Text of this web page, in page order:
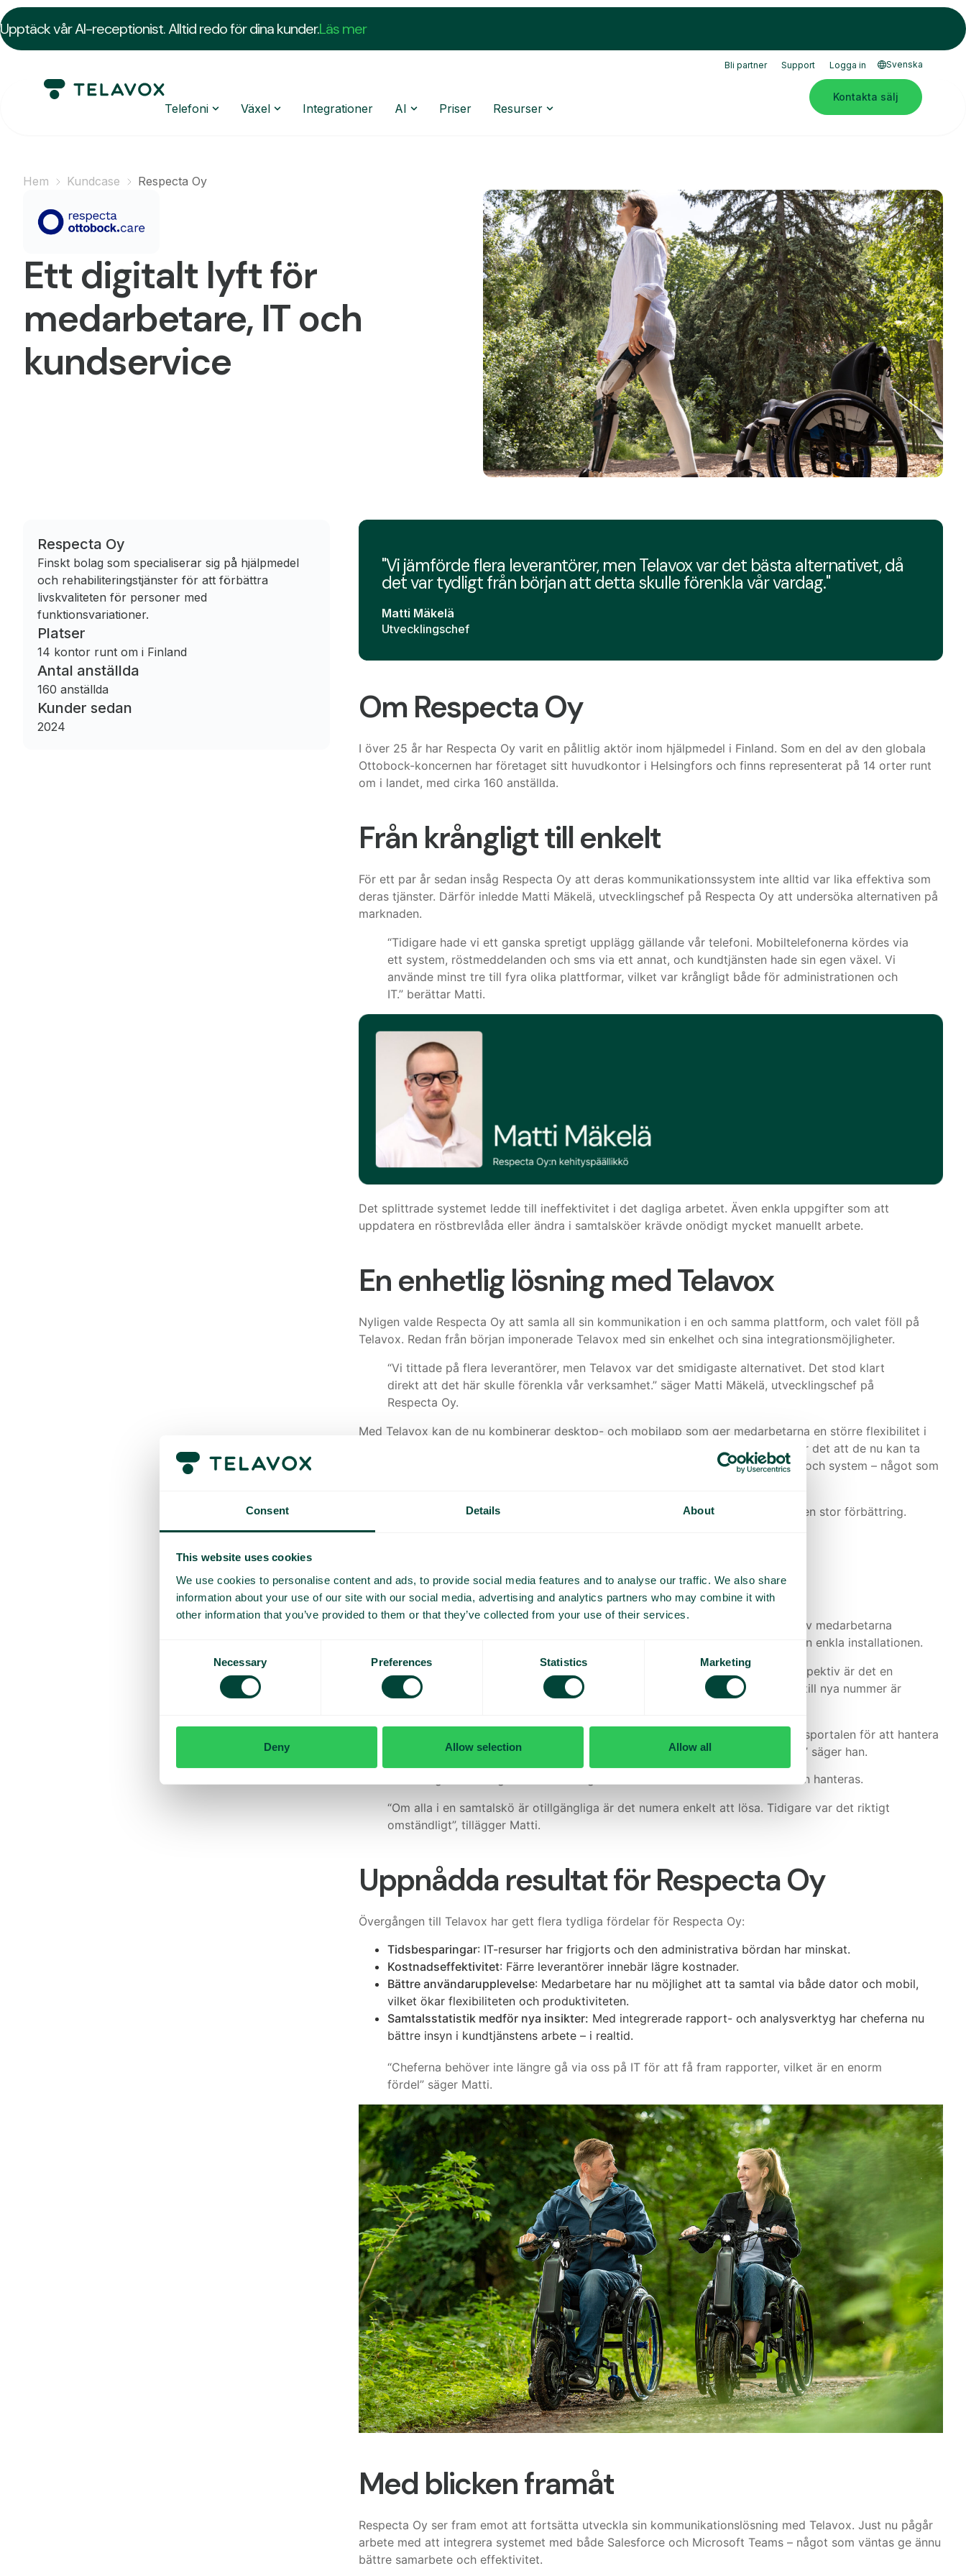
Consent Details About
This website uses cookies
We use cookies to personalise content and ads, to provide social media features and to analyse our traffic. We also share
information about your use of our site with our social media, advertising and analytics partners who may combine it with
other information that you’ve provided to them or that they’ve collected from your use of their services.
Necessary Preferences Statistics Marketing
Deny Allow selection Allow all
Upptäck vår AI-receptionist. Alltid redo för dina kunder.Läs mer
Bli partner Support Logga in Svenska
Telefoni Växel Integrationer AI Priser Resurser
Kontakta sälj
Hem Kundcase Respecta Oy
Ett digitalt lyft för
medarbetare, IT och
kundservice
Respecta Oy
Finskt bolag som specialiserar sig på hjälpmedel
och rehabiliteringstjänster för att förbättra
livskvaliteten för personer med
funktionsvariationer.
Platser
14 kontor runt om i Finland
Antal anställda
160 anställda
Kunder sedan
2024
"Vi jämförde flera leverantörer, men Telavox var det bästa alternativet, då
det var tydligt från början att detta skulle förenkla vår vardag."
Matti Mäkelä
Utvecklingschef
Om Respecta Oy
I över 25 år har Respecta Oy varit en pålitlig aktör inom hjälpmedel i Finland. Som en del av den globala
Ottobock-koncernen har företaget sitt huvudkontor i Helsingfors och finns representerat på 14 orter runt
om i landet, med cirka 160 anställda.
Från krångligt till enkelt
För ett par år sedan insåg Respecta Oy att deras kommunikationssystem inte alltid var lika effektiva som
deras tjänster. Därför inledde Matti Mäkelä, utvecklingschef på Respecta Oy att undersöka alternativen på
marknaden.
“Tidigare hade vi ett ganska spretigt upplägg gällande vår telefoni. Mobiltelefonerna kördes via
ett system, röstmeddelanden och sms via ett annat, och kundtjänsten hade sin egen växel. Vi
använde minst tre till fyra olika plattformar, vilket var krångligt både för administrationen och
IT.” berättar Matti.
Det splittrade systemet ledde till ineffektivitet i det dagliga arbetet. Även enkla uppgifter som att
uppdatera en röstbrevlåda eller ändra i samtalsköer krävde onödigt mycket manuellt arbete.
En enhetlig lösning med Telavox
Nyligen valde Respecta Oy att samla all sin kommunikation i en och samma plattform, och valet föll på
Telavox. Redan från början imponerade Telavox med sin enkelhet och sina integrationsmöjligheter.
“Vi tittade på flera leverantörer, men Telavox var det smidigaste alternativet. Det stod klart
direkt att det här skulle förenkla vår verksamhet.” säger Matti Mäkelä, utvecklingschef på
Respecta Oy.
Med Telavox kan de nu kombinerar desktop- och mobilapp som ger medarbetarna en större flexibilitet i
hur de väljer att hantera sina samtal. För personal med nära kundrelationer innebar det att de nu kan ta
samtal direkt via datorn samtidigt som de har tillgång till relevant dokumentation och system – något som
“Våra medarbetare kan nu växla fritt mellan dator och mobil, vilket har varit en stor förbättring.
Smidig övergång och snabb effekt
Införandet av Telavox lösning gick smidigt med minimala störningar. Majoriteten av medarbetarna
anpassade sig snabbt till det nya gränssnittet, och IT-avdelningen uppskattade den enkla installationen.
“Nu har vi alla våra tjänster samlade på ett ställe. Från ett administrativt perspektiv är det en
enorm förbättring. Att hantera användare, justera växelfunktioner och lägga till nya nummer är
För egen del använder Matti både softphone-appen för samtal och administrationsportalen för att hantera
användare och samtalsköer. “Det är väldigt intuitivt och sparar mig massor av tid,” säger han.
En annan viktig förbättring är hur undantag och oväntade situationer nu enkelt kan hanteras.
“Om alla i en samtalskö är otillgängliga är det numera enkelt att lösa. Tidigare var det riktigt
omständligt”, tillägger Matti.
Uppnådda resultat för Respecta Oy
Övergången till Telavox har gett flera tydliga fördelar för Respecta Oy:
Tidsbesparingar: IT-resurser har frigjorts och den administrativa bördan har minskat.
Kostnadseffektivitet: Färre leverantörer innebär lägre kostnader.
Bättre användarupplevelse: Medarbetare har nu möjlighet att ta samtal via både dator och mobil,
vilket ökar flexibiliteten och produktiviteten.
Samtalsstatistik medför nya insikter: Med integrerade rapport- och analysverktyg har cheferna nu
bättre insyn i kundtjänstens arbete – i realtid.
“Cheferna behöver inte längre gå via oss på IT för att få fram rapporter, vilket är en enorm
fördel” säger Matti.
Med blicken framåt
Respecta Oy ser fram emot att fortsätta utveckla sin kommunikationslösning med Telavox. Just nu pågår
arbete med att integrera systemet med både Salesforce och Microsoft Teams – något som väntas ge ännu
bättre samarbete och effektivitet.